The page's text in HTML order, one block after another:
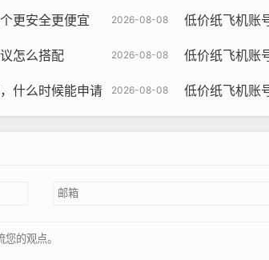
机账号购买, 在线购买tg账号, 电报聊天账号
投放等工作的用户来说，购买TikTok纸飞机
分享生活经历的创作者来说，购买TikTok纸
2026-08-08
更安全更便宜 低价纸飞机账
2026-08-08
怎么搭配 低价纸飞机账
2026-08-08
什么时候能申请 低价纸飞机账